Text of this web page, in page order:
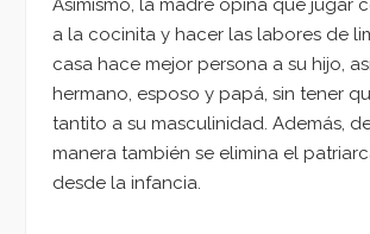
Asimismo, la madre opina que jugar
a la cocinita y hacer las labores de
casa hace mejor persona a su hijo,
hermano, esposo y papá, sin tener
tantito a su masculinidad. Además,
manera también se elimina el
desde la infancia.